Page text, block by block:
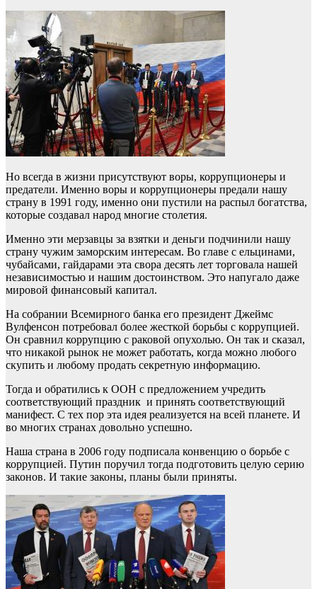
Но всегда в жизни присутствуют воры, коррупционеры и
предатели. Именно воры и коррупционеры предали нашу
страну в 1991 году, именно они пустили на распыл богатства,
которые создавал народ многие столетия.
Именно эти мерзавцы за взятки и деньги подчинили нашу
страну чужим заморским интересам. Во главе с ельцинами,
чубайсами, гайдарами эта свора десять лет торговала нашей
независимостью и нашим достоинством. Это напугало даже
мировой финансовый капитал.
На собрании Всемирного банка его президент Джеймс
Вулфенсон потребовал более жесткой борьбы с коррупцией.
Он сравнил коррупцию с раковой опухолью. Он так и сказал,
что никакой рынок не может работать, когда можно любого
скупить и любому продать секретную информацию.
Тогда и обратились к ООН с предложением учредить
соответствующий праздник и принять соответствующий
манифест. С тех пор эта идея реализуется на всей планете. И
во многих странах довольно успешно.
Наша страна в 2006 году подписала конвенцию о борьбе с
коррупцией. Путин поручил тогда подготовить целую серию
законов. И такие законы, планы были приняты.